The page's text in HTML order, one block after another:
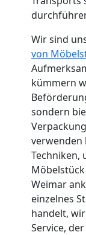
Wir sind
von
kümmern
sondern
verwenden
Techniken,
Weimar
einzelnes
handelt,
Service,
Umzug
und
Full-